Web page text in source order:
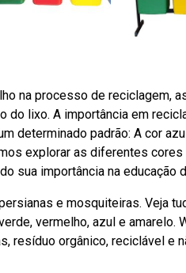
na processo de reciclagem,
do lixo. A importância em
determinado padrão: A cor
explorar as diferentes
sua importância na educação
e mosquiteiras. Veja
vermelho, azul e
resíduo orgânico, reciclável e